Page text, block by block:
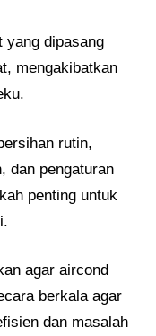
yang dipasang
mengakibatkan
rutin,
dan pengaturan
penting untuk
agar aircond
berkala agar
dan masalah